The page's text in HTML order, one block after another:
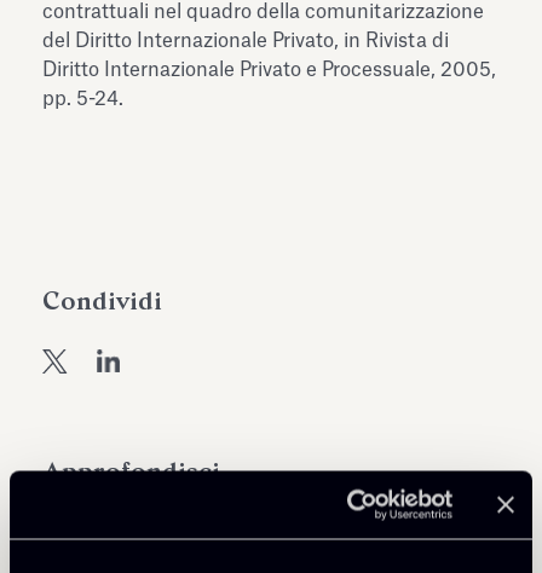
Approfondisci
Public Law, Regulatory & Authorities
contrattuali nel quadro della comunitarizzazione
del Diritto Internazionale Privato, in Rivista di
Diritto Internazionale Privato e Processuale, 2005,
pp. 5-24.
Condividi